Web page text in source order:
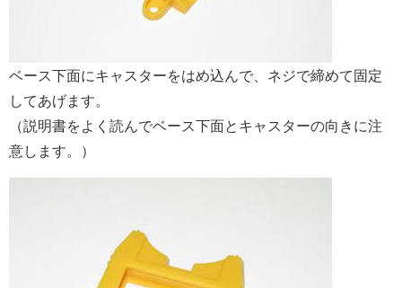
ベース下面にキャスターをはめ込んで、ネジで締めて固定
してあげます。
（説明書をよく読んでベース下面とキャスターの向きに注
意します。）